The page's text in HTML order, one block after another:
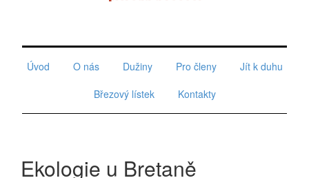
Úvod
O nás Dužiny Pro členy
Jít k duhu
Březový lístek
Kontakty
Ekologie u Bretaně